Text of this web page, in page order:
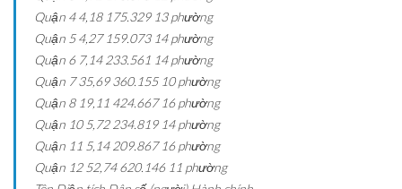
Quận 4 4,18 175.329 13 phường
Quận 5 4,27 159.073 14 phường
Quận 6 7,14 233.561 14 phường
Quận 7 35,69 360.155 10 phường
Quận 8 19,11 424.667 16 phường
Quận 10 5,72 234.819 14 phường
Quận 11 5,14 209.867 16 phường
Quận 12 52,74 620.146 11 phường